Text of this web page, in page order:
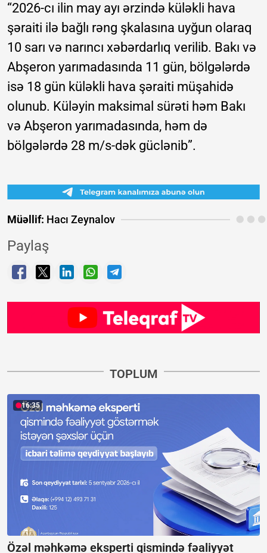
“2026-cı ilin may ayı ərzində küləkli hava
şəraiti ilə bağlı rəng şkalasına uyğun olaraq
10 sarı və narıncı xəbərdarlıq verilib. Bakı və
Abşeron yarımadasında 11 gün, bölgələrdə
isə 18 gün küləkli hava şəraiti müşahidə
olunub. Küləyin maksimal sürəti həm Bakı
və Abşeron yarımadasında, həm də
bölgələrdə 28 m/s-dək güclənib”.
Müəllif: Hacı Zeynalov
Paylaş
TOPLUM
16:35
Özəl məhkəmə eksperti qismində fəaliyyət